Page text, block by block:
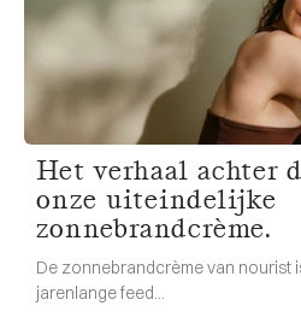
Het verhaal achter
onze uiteindelijke
zonnebrandcrème.
De zonnebrandcrème van nourist
jarenlange feed...